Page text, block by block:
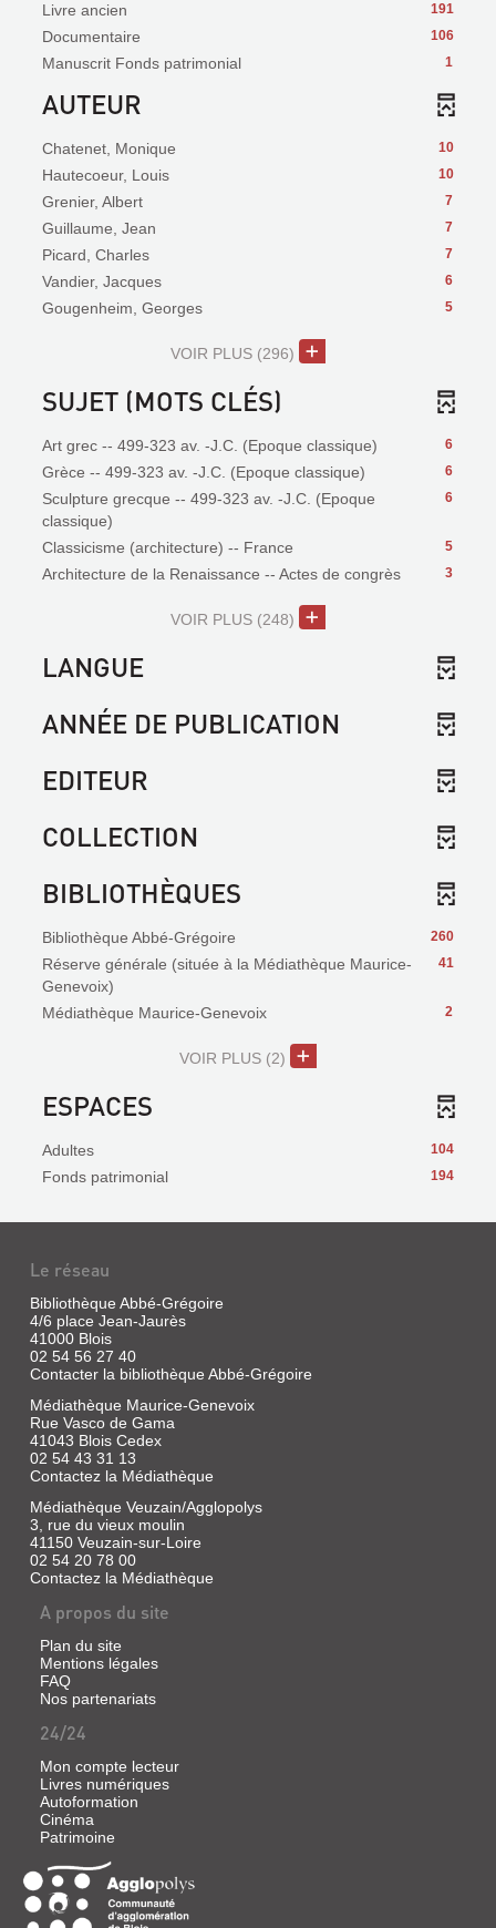
191
Livre ancien
106
Documentaire
1
Manuscrit Fonds patrimonial
AUTEUR
10
Chatenet, Monique
10
Hautecoeur, Louis
7
Grenier, Albert
7
Guillaume, Jean
7
Picard, Charles
6
Vandier, Jacques
5
Gougenheim, Georges
VOIR PLUS (296)
SUJET (MOTS CLÉS)
6
Art grec -- 499-323 av. -J.C. (Epoque classique)
6
Grèce -- 499-323 av. -J.C. (Epoque classique)
6
Sculpture grecque -- 499-323 av. -J.C. (Epoque
classique)
5
Classicisme (architecture) -- France
3
Architecture de la Renaissance -- Actes de congrès
VOIR PLUS (248)
LANGUE
ANNÉE DE PUBLICATION
EDITEUR
COLLECTION
BIBLIOTHÈQUES
260
Bibliothèque Abbé-Grégoire
41
Réserve générale (située à la Médiathèque Maurice-
Genevoix)
2
Médiathèque Maurice-Genevoix
VOIR PLUS (2)
ESPACES
104
Adultes
194
Fonds patrimonial
Le réseau
Bibliothèque Abbé-Grégoire
4/6 place Jean-Jaurès
41000 Blois
02 54 56 27 40
Contacter la bibliothèque Abbé-Grégoire
Médiathèque Maurice-Genevoix
Rue Vasco de Gama
41043 Blois Cedex
02 54 43 31 13
Contactez la Médiathèque
Médiathèque Veuzain/Agglopolys
3, rue du vieux moulin
41150 Veuzain-sur-Loire
02 54 20 78 00
Contactez la Médiathèque
A propos du site
Plan du site
Mentions légales
FAQ
Nos partenariats
24/24
Mon compte lecteur
Livres numériques
Autoformation
Cinéma
Patrimoine